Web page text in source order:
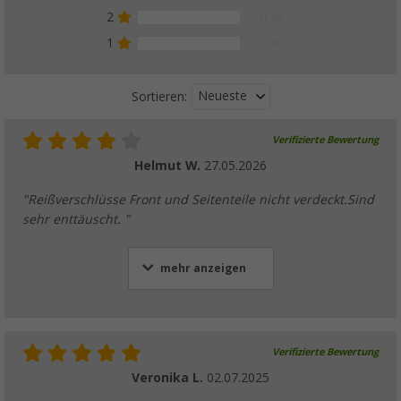
Berger Camplife Kokos Fußmatte 50 x 25
nur7,99 €UVP9,99 €
Weitere Ausführungen erhältlich
2
1
Sortieren: Neueste
Verifizierte Bewertung
Helmut W. 27.05.2026
"Reißverschlüsse Front und Seitenteile nicht verdeckt.Sind
sehr enttäuscht. "
mehr anzeigen
Verifizierte Bewertung
Veronika L. 02.07.2025